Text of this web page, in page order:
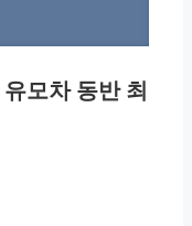
유모차 동반 최